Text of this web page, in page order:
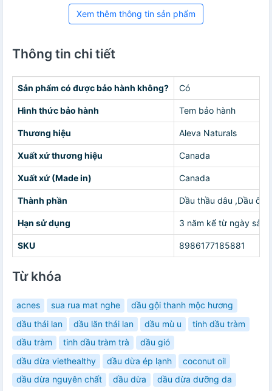
Xem thêm thông tin sản phẩm
Thông tin chi tiết
Sản phẩm có được bảo hành không? Có
Hình thức bảo hành Tem bảo hành
Thương hiệu Aleva Naturals
Xuất xứ thương hiệu Canada
Xuất xứ (Made in) Canada
Thành phần Dầu thầu dâu ,Dầu ô
Hạn sử dụng 3 năm kể từ ngày sản
SKU 8986177185881
Từ khóa
acnes sua rua mat nghe
dầu gội thanh mộc hương
dầu thái lan
dầu lăn thái lan dầu mù u
tinh dầu tràm
dầu tràm
tinh dầu tràm trà
dầu gió
dầu dừa viethealthy
dầu dừa ép lạnh
coconut oil
dầu dừa nguyên chất
dầu dừa
dầu dừa dưỡng da